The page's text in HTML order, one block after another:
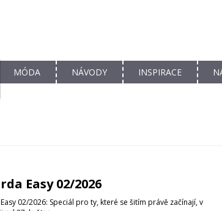
MÓDA NÁVODY INSPIRACE
Easy 02/2026
02/2026: Speciál pro ty, které se šitím právě začínají, v